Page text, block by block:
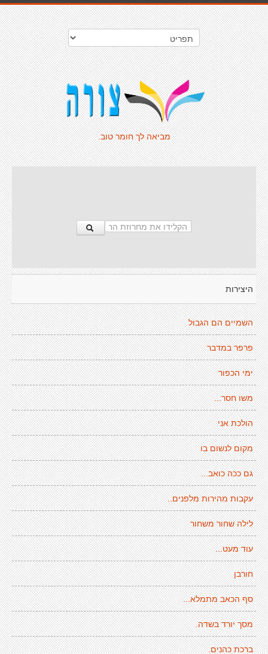
מביאה לך חומר טוב.
היצירות
השמיים הם הגבול
פרפר במדבר
ימי הכפור
משו חסר...
הולכת אני
מקום לנשום בו
גם ככה כואב...
עקבות מהירות מלפנים..
לילה שחור משחור
עוד מעט...
חורבן
סף הכאב מתמלא...
מסך יורד בשדה.
ברכת כהנים.